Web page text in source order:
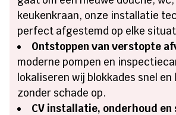
keukenkraan, onze installatie
perfect afgestemd op elke
Ontstoppen van verstopte
moderne pompen en
lokaliseren wij blokkades snel en
zonder schade op.
CV installatie, onderhoud